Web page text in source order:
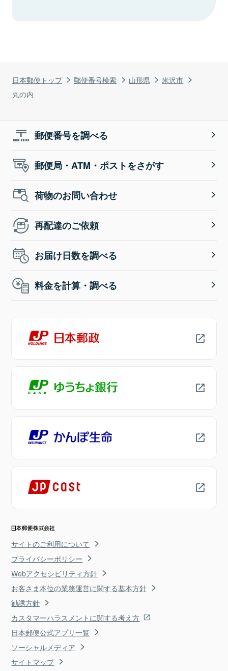
日本郵便トップ 郵便番号検索 山形県
米沢市
丸の内
郵便番号を調べる
郵便局・ATM・ポストをさがす
荷物のお問い合わせ
再配達のご依頼
お届け日数を調べる
料金を計算・調べる
サイトのご利用について
プライバシーポリシー
Webアクセシビリティ方針
お客さま本位の業務運営に関する基本方針
勧誘方針
カスタマーハラスメントに関する考え方
日本郵便公式アプリ一覧
ソーシャルメディア
サイトマップ